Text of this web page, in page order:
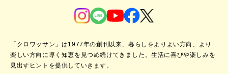
「クロワッサン」は1977年の創刊以来、暮らしをよりよい方向、より
楽しい方向に導く知恵を見つめ続けてきました。生活に喜びや楽しみを
見出すヒントを提供していきます。